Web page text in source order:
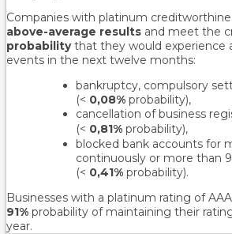
Companies with platinum
above-average results and meet the
probabilitythat they would experience
events in the next twelve months:
bankruptcy, compulsory
(< 0,08% probability),
cancellation of business
(< 0,81% probability),
blocked bank accounts for
continuously or more than
(< 0,41% probability).
Businesses with a platinum rating of
91% probability of maintaining their
year.